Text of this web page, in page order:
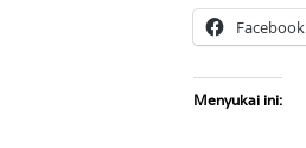
Facebook
Menyukai ini: